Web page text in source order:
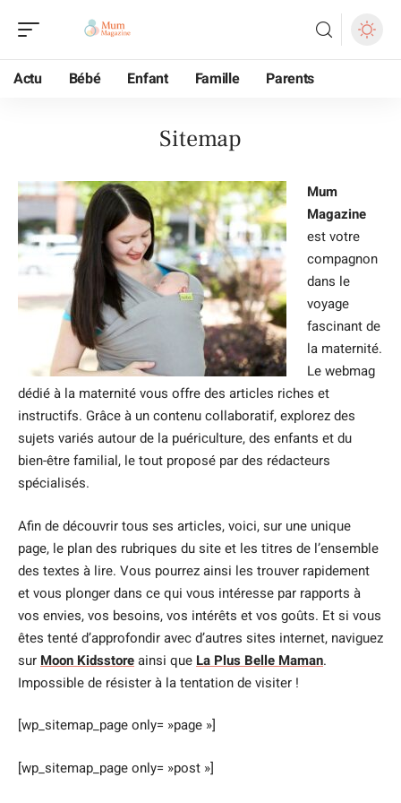
Actu Bébé Enfant Famille Parents
Sitemap
Mum
Magazine
est votre
compagnon
dans le
voyage
fascinant de
la maternité.
Le webmag
dédié à la maternité vous offre des articles riches et
instructifs. Grâce à un contenu collaboratif, explorez des
sujets variés autour de la puériculture, des enfants et du
bien-être familial, le tout proposé par des rédacteurs
spécialisés.
Afin de découvrir tous ses articles, voici, sur une unique
page, le plan des rubriques du site et les titres de l’ensemble
des textes à lire. Vous pourrez ainsi les trouver rapidement
et vous plonger dans ce qui vous intéresse par rapports à
vos envies, vos besoins, vos intérêts et vos goûts. Et si vous
êtes tenté d’approfondir avec d’autres sites internet, naviguez
sur Moon Kidsstoreainsi que La Plus Belle Maman.
Impossible de résister à la tentation de visiter !
[wp_sitemap_page only= »page »]
[wp_sitemap_page only= »post »]